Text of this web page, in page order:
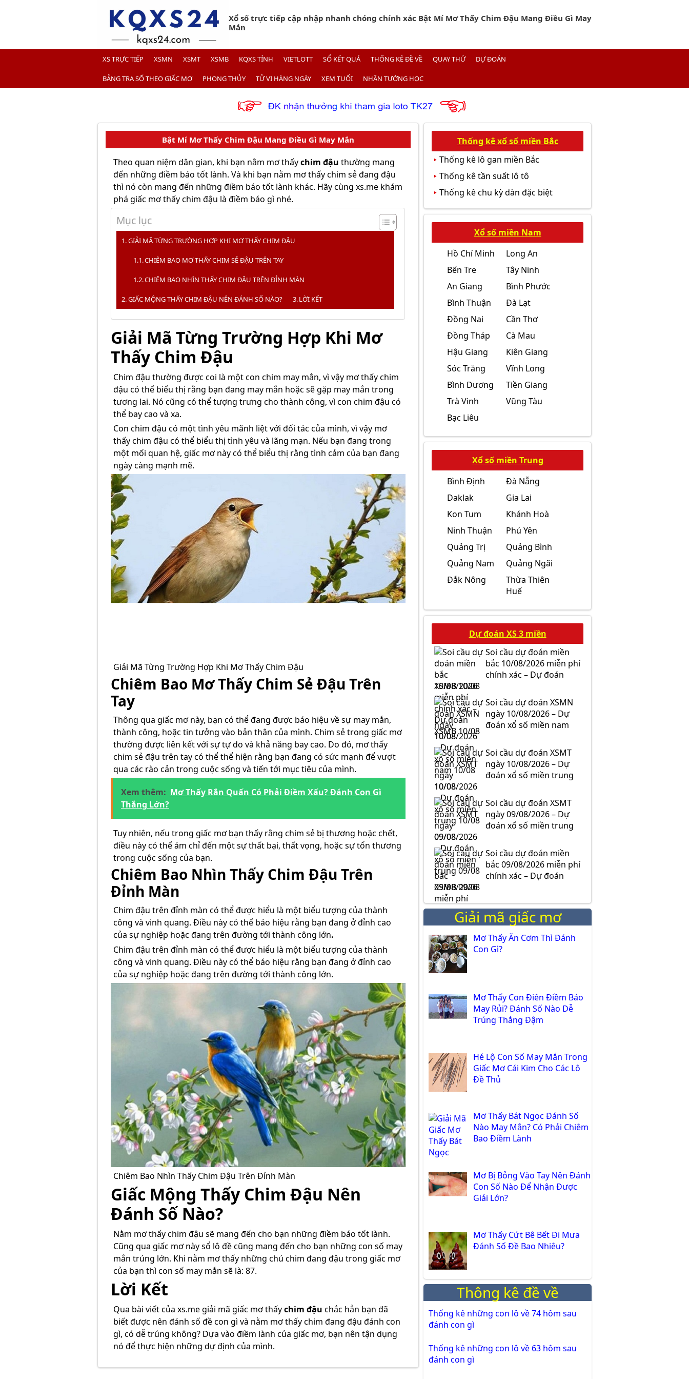
Xổ số trực tiếp cập nhập nhanh chóng chính xác Bật Mí Mơ Thấy Chim Đậu Mang Điều Gì May
Mắn
XS TRỰC TIẾP XSMN XSMT XSMB KQXS TỈNH VIETLOTT SỔ KẾT QUẢ THỐNG KÊ ĐỀ VỀ QUAY THỬ DỰ ĐOÁN
BẢNG TRA SỐ THEO GIẤC MƠ PHONG THỦY TỬ VI HÀNG NGÀY XEM TUỔI NHÂN TƯỚNG HỌC
Bật Mí Mơ Thấy Chim Đậu Mang Điều Gì May Mắn
Theo quan niệm dân gian, khi bạn nằm mơ thấychim đậu thường mang
đến những điềm báo tốt lành. Và khi bạn nằm mơ thấy chim sẻ đang đậu
thì nó còn mang đến những điềm báo tốt lành khác. Hãy cùng xs.mekhám
phá giấc mơ thấy chim đậu là điềm báo gì nhé.
Mục lục
GIẢI MÃ TỪNG TRƯỜNG HỢP KHI MƠ THẤY CHIM ĐẬU
CHIÊM BAO MƠ THẤY CHIM SẺ ĐẬU TRÊN TAY
CHIÊM BAO NHÌN THẤY CHIM ĐẬU TRÊN ĐỈNH MÀN
GIẤC MỘNG THẤY CHIM ĐẬU NÊN ĐÁNH SỐ NÀO? LỜI KẾT
Giải Mã Từng Trường Hợp Khi Mơ
Thấy Chim Đậu
Chim đậu thường được coi là một con chim may mắn, vì vậy mơ thấy chim
đậu có thể biểu thị rằng bạn đang may mắn hoặc sẽ gặp may mắn trong
tương lai. Nó cũng có thể tượng trưng cho thành công, vì con chim đậu có
thể bay cao và xa.
Con chim đậu có một tình yêu mãnh liệt với đối tác của mình, vì vậy mơ
thấy chim đậu có thể biểu thị tình yêu và lãng mạn. Nếu bạn đang trong
một mối quan hệ, giấc mơ này có thể biểu thị rằng tình cảm của bạn đang
ngày càng mạnh mẽ.
Giải Mã Từng Trường Hợp Khi Mơ Thấy Chim Đậu
Chiêm Bao Mơ Thấy Chim Sẻ Đậu Trên
Tay
Thông qua giấc mơ này, bạn có thể đang được báo hiệu về sự may mắn,
thành công, hoặc tin tưởng vào bản thân của mình. Chim sẻ trong giấc mơ
thường được liên kết với sự tự do và khả năng bay cao. Do đó, mơ thấy
chim sẻ đậu trên tay có thể thể hiện rằng bạn đang có sức mạnh để vượt
qua các rào cản trong cuộc sống và tiến tới mục tiêu của mình.
Xem thêm: Mơ Thấy Rắn Quấn Có Phải Điềm Xấu? Đánh Con Gì
Thắng Lớn?
Tuy nhiên, nếu trong giấc mơ bạn thấy rằng chim sẻ bị thương hoặc chết,
điều này có thể ám chỉ đến một sự thất bại, thất vọng, hoặc sự tổn thương
trong cuộc sống của bạn.
Chiêm Bao Nhìn Thấy Chim Đậu Trên
Đỉnh Màn
Chim đậu trên đỉnh màn có thể được hiểu là một biểu tượng của thành
công và vinh quang. Điều này có thể báo hiệu rằng bạn đang ở đỉnh cao
của sự nghiệp hoặc đang trên đường tới thành công lớn.
Chim đậu trên đỉnh màn có thể được hiểu là một biểu tượng của thành
công và vinh quang. Điều này có thể báo hiệu rằng bạn đang ở đỉnh cao
của sự nghiệp hoặc đang trên đường tới thành công lớn.
Chiêm Bao Nhìn Thấy Chim Đậu Trên Đỉnh Màn
Giấc Mộng Thấy Chim Đậu Nên
Đánh Số Nào?
Nằm mơ thấy chim đậu sẽ mang đến cho bạn những điềm báo tốt lành.
Cũng qua giấc mơ này sổ lô đề cũng mang đến cho bạn những con số may
mắn trúng lớn. Khi nằm mơ thấy những chú chim đang đậu trong giấc mơ
của bạn thì con số may mắn sẽ là: 87.
Lời Kết
Qua bài viết của xs.megiải mã giấc mơ thấychim đậu chắc hẳn bạn đã
biết được nên đánh số đề con gì và nằm mơ thấy chim đang đậu đánh con
gì, có dễ trúng không? Dựa vào điềm lành của giấc mơ, bạn nên tận dụng
nó để thực hiện những dự định của mình.
Thống kê xổ số miền Bắc
Thống kê lô gan miền Bắc
Thống kê tần suất lô tô
Thống kê chu kỳ dàn đặc biệt
Xổ số miền Nam
Hồ Chí Minh
Long An
Bến Tre
Tây Ninh
An Giang
Bình Phước
Bình Thuận
Đà Lạt
Đồng Nai
Cần Thơ
Đồng Tháp
Cà Mau
Hậu Giang
Kiên Giang
Sóc Trăng
Vĩnh Long
Bình Dương
Tiền Giang
Trà Vinh
Vũng Tàu
Bạc Liêu
Xổ số miền Trung
Bình Định
Đà Nẵng
Daklak
Gia Lai
Kon Tum
Khánh Hoà
Ninh Thuận
Phú Yên
Quảng Trị
Quảng Bình
Quảng Nam
Quảng Ngãi
Đắk Nông
Thừa Thiên
Huế
Dự đoán XS 3 miền
Soi cầu dự đoán miền
bắc 10/08/2026 miễn phí
chính xác – Dự đoán
XSMB 10/08
Soi cầu dự đoán XSMN
ngày 10/08/2026 – Dự
đoán xổ số miền nam
10/08
Soi cầu dự đoán XSMT
ngày 10/08/2026 – Dự
đoán xổ số miền trung
10/08
Soi cầu dự đoán XSMT
ngày 09/08/2026 – Dự
đoán xổ số miền trung
09/08
Soi cầu dự đoán miền
bắc 09/08/2026 miễn phí
chính xác – Dự đoán
XSMB 09/08
Giải mã giấc mơ
Mơ Thấy Ăn Cơm Thì Đánh
Con Gì?
Mơ Thấy Con Điên Điềm Báo
May Rủi? Đánh Số Nào Dễ
Trúng Thắng Đậm
Hé Lộ Con Số May Mắn Trong
Giấc Mơ Cái Kim Cho Các Lô
Đề Thủ
Mơ Thấy Bát Ngọc Đánh Số
Nào May Mắn? Có Phải Chiêm
Bao Điềm Lành
Mơ Bị Bỏng Vào Tay Nên Đánh
Con Số Nào Để Nhận Được
Giải Lớn?
Mơ Thấy Cứt Bê Bết Đi Mưa
Đánh Số Đề Bao Nhiêu?
Thông kê đề về
Thống kê những con lô về 74 hôm sau
đánh con gì
Thống kê những con lô về 63 hôm sau
đánh con gì